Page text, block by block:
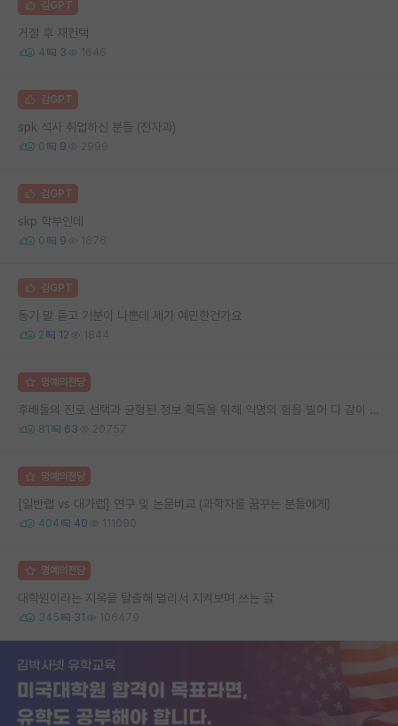
김GPT
거절 후 재컨택
4 3 1646
김GPT
spk 석사 취업하신 분들 (전자과)
0 9 2999
김GPT
skp 학부인데
0 9 1676
김GPT
동기 말 듣고 기분이 나쁜데 제가 예민한건가요
2 12 1844
명예의전당
후배들의 진로 선택과 균형된 정보 획득을 위해 익명의 힘을 빌어 다 같이 연봉 공개 타임 한번 갖는 것 어때요?
81 63 20757
명예의전당
[일반랩 vs 대가랩] 연구 및 논문비교 (과학자를 꿈꾸는 분들에게)
404 40 111090
명예의전당
대학원이라는 지옥을 탈출해 멀리서 지켜보며 쓰는 글
345 31 106479